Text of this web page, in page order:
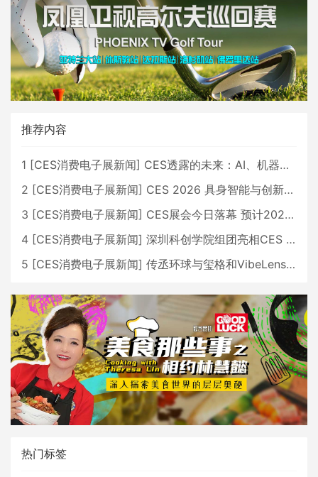
推荐内容
1 [CES消费电子展新闻] CES透露的未来：AI、机器人与智能生活大爆发
2 [CES消费电子展新闻] CES 2026 具身智能与创新领域 中国公司大放异彩
3 [CES消费电子展新闻] CES展会今日落幕 预计2026行业收入将超五千亿美元
4 [CES消费电子展新闻] 深圳科创学院组团亮相CES 广受好评
5 [CES消费电子展新闻] 传丞环球与玺格和VibeLens共同推出全新耳机
热门标签